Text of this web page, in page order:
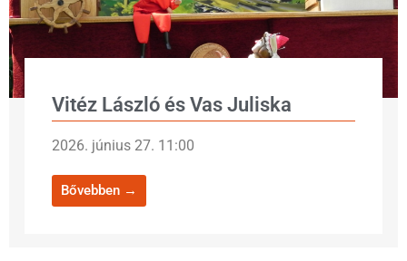
Vitéz László és Vas Juliska
2026. június 27. 11:00
Bővebben →